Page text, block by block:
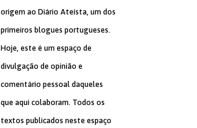
origem ao Diário Ateísta, um dos
primeiros blogues portugueses.
Hoje, este é um espaço de
divulgação de opinião e
comentário pessoal daqueles
que aqui colaboram. Todos os
textos publicados neste espaço